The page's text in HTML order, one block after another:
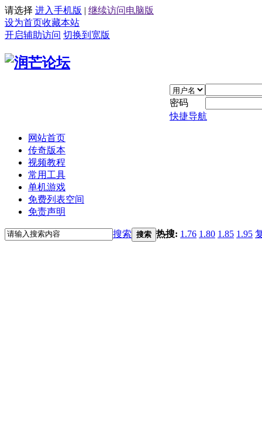
请选择 进入手机版 | 继续访问电脑版
设为首页收藏本站
开启辅助访问 切换到宽版
密码
快捷导航
网站首页
传奇版本
视频教程
常用工具
单机游戏
免费列表空间
免责声明
搜索 搜索 热搜: 1.76 1.80 1.85 1.95